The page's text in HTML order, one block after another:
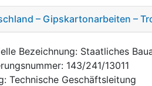
– Gipskartonarbeiten –
Bezeichnung: Staatliches
143/241/13011
Technische Geschäftsleitung